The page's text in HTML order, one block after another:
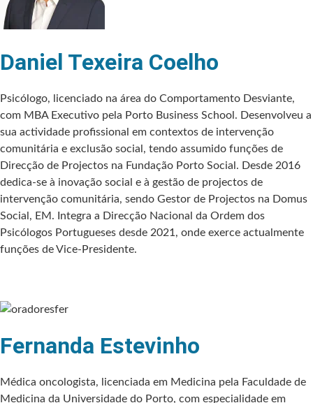
Daniel Texeira Coelho
Psicólogo, licenciado na área do Comportamento Desviante,
com MBA Executivo pela Porto Business School. Desenvolveu a
sua actividade profissional em contextos de intervenção
comunitária e exclusão social, tendo assumido funções de
Direcção de Projectos na Fundação Porto Social. Desde 2016
dedica-se à inovação social e à gestão de projectos de
intervenção comunitária, sendo Gestor de Projectos na Domus
Social, EM. Integra a Direcção Nacional da Ordem dos
Psicólogos Portugueses desde 2021, onde exerce actualmente
funções de Vice-Presidente.
Fernanda Estevinho
Médica oncologista, licenciada em Medicina pela Faculdade de
Medicina da Universidade do Porto, com especialidade em